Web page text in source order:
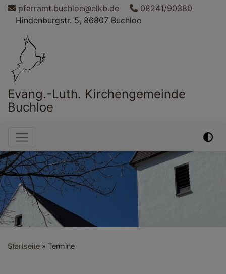
Direktpfarramt.buchloe@elkb.de
08241/90380
Hindenburgstr. 5, 86807 Buchloe
Evang.-Luth. Kirchengemeinde
Buchloe
Hauptnavigation
Startseite Termine